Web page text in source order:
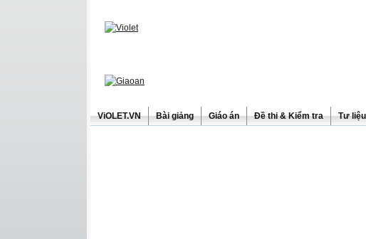
ViOLET.VN Bài giảng Giáo án Đề thi & Kiểm tra Tư liệu